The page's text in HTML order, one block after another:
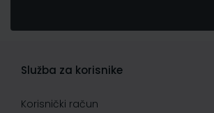
Služba za korisnike
Korisnički račun